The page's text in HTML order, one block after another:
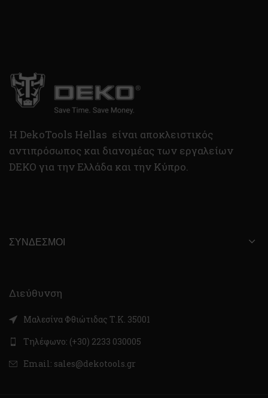
H DekoTools Hellas είναι αποκλειστικός
αντιπρόσωπος και διανομέας των εργαλείων
DEKO για την Ελλάδα και την Κύπρο.
ΣΎΝΔΕΣΜΟΙ
Διεύθυνση
Μαλεσίνα Φθιώτιδας Τ.Κ. 35001
Τηλέφωνο: (+30) 2233 030005
Email: sales@dekotools.gr